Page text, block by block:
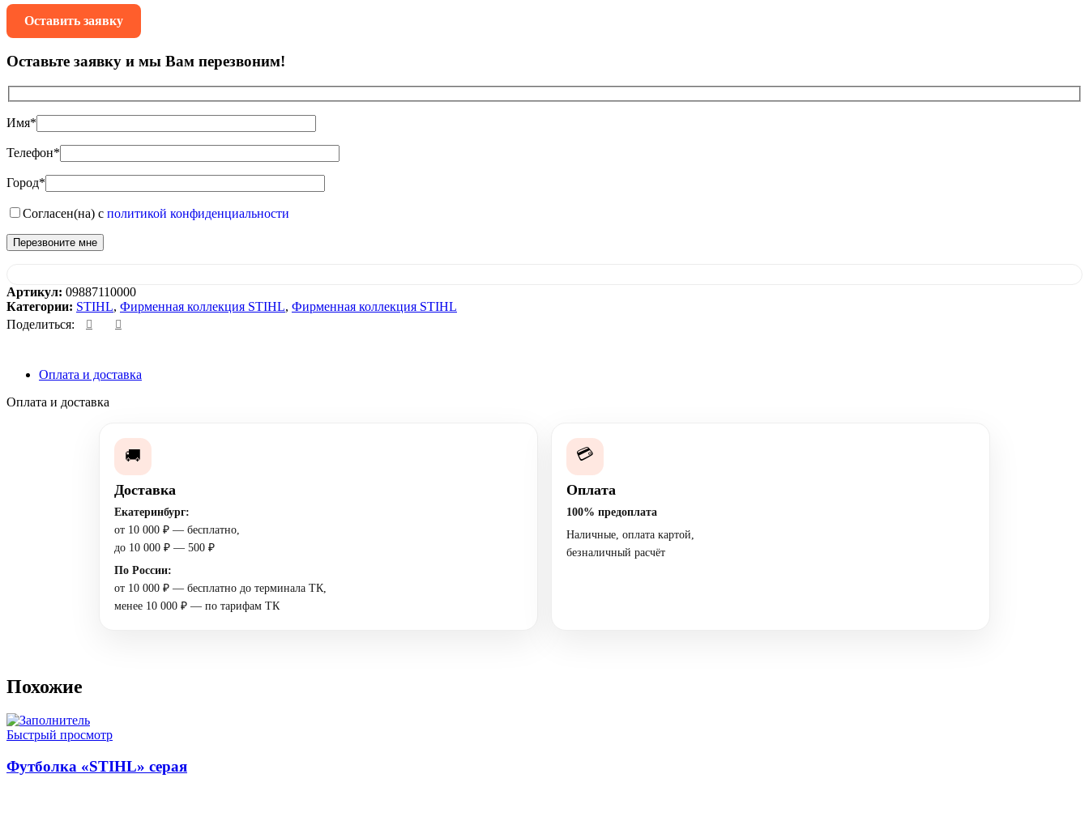
Оставить заявку
Оставьте заявку и мы Вам перезвоним!
Имя*
Телефон*
Город*
Согласен(на) с политикой конфиденциальности
Артикул: 09887110000
Категории: STIHL, Фирменная коллекция STIHL, Фирменная коллекция STIHL
Поделиться:
Оплата и доставка
Оплата и доставка
🚚
Доставка
Екатеринбург:
от 10 000 ₽ — бесплатно,
до 10 000 ₽ — 500 ₽
По России:
от 10 000 ₽ — бесплатно до терминала ТК,
менее 10 000 ₽ — по тарифам ТК
💳
Оплата
100% предоплата
Наличные, оплата картой,
безналичный расчёт
Похожие
Быстрый просмотр
Футболка «STIHL» серая